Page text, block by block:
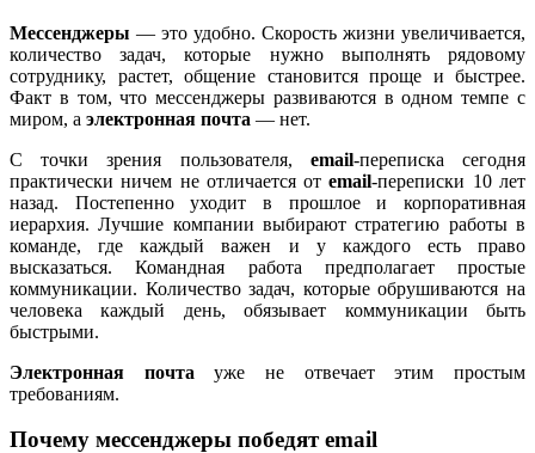
Мессенджеры — это удобно. Скорость жизни увеличивается,
количество задач, которые нужно выполнять рядовому
сотруднику, растет, общение становится проще и быстрее.
Факт в том, что мессенджеры развиваются в одном темпе с
миром, а электронная почта — нет.
С точки зрения пользователя, email-переписка сегодня
практически ничем не отличается отemail-переписки 10 лет
назад. Постепенно уходит в прошлое и корпоративная
иерархия. Лучшие компании выбирают стратегию работы в
команде, где каждый важен и у каждого есть право
высказаться. Командная работа предполагает простые
коммуникации. Количество задач, которые обрушиваются на
человека каждый день, обязывает коммуникации быть
быстрыми.
Электронная почта уже не отвечает этим простым
требованиям.
Почему мессенджеры победят email